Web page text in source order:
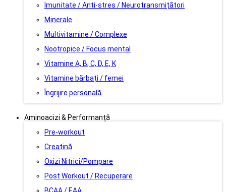
Imunitate / Anti-stres / Neurotransmițători
Minerale
Multivitamine / Complexe
Nootropice / Focus mental
Vitamine A, B, C, D, E, K
Vitamine bărbați / femei
Îngrijire personală
Aminoacizi & Performanță
Pre-workout
Creatină
Oxizi Nitrici/Pompare
Post Workout / Recuperare
BCAA / EAA